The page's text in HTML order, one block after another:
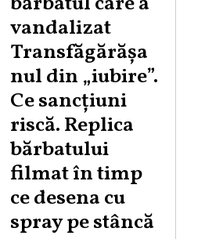
S
7
,
vandalizat
Transfăgărășa
nul din „iubire”.
Ce sancțiuni
riscă. Replica
bărbatului
filmat în timp
ce desena cu
spray pe stâncă